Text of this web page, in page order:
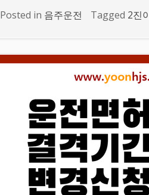
Posted in 음주운전 Tagged 2진